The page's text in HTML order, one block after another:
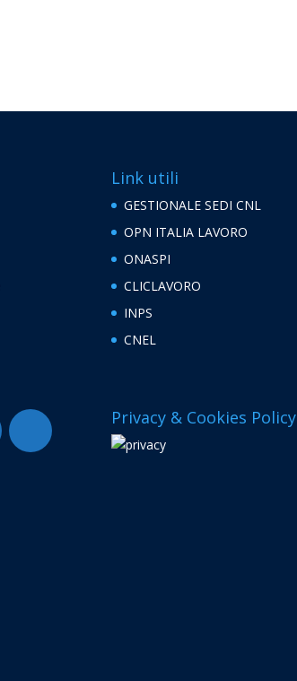
Link utili
GESTIONALE SEDI CNL
OPN ITALIA LAVORO
ONASPI
CLICLAVORO
INPS
CNEL
Privacy & Cookies Policy